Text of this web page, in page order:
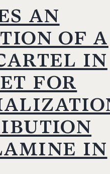
an
of a
in
for
in